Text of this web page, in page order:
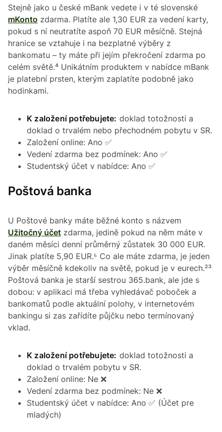
Stejně jako u české mBank vedete i v té slovenské
mKonto zdarma. Platíte ale 1,30 EUR za vedení karty,
pokud s ní neutratíte aspoň 70 EUR měsíčně. Stejná
hranice se vztahuje i na bezplatné výběry z
bankomatu – ty máte při jejím překročení zdarma po
celém světě.⁴ Unikátním produktem v nabídce mBank
je platební prsten, kterým zaplatíte podobně jako
hodinkami.
K založení potřebujete: doklad totožnosti a
doklad o trvalém nebo přechodném pobytu v SR.
Založení online: Ano ✅
Vedení zdarma bez podmínek: Ano ✅
Studentský účet v nabídce: Ano ✅
Poštová banka
U Poštové banky máte běžné konto s názvem
Užitočný účet zdarma, jedině pokud na něm máte v
daném měsíci denní průměrný zůstatek 30 000 EUR.
Jinak platíte 5,90 EUR.⁵ Co ale máte zdarma, je jeden
výběr měsíčně kdekoliv na světě, pokud je v eurech.²³
Poštová banka je starší sestrou 365.bank, ale jde s
dobou: v aplikaci má třeba vyhledávač poboček a
bankomatů podle aktuální polohy, v internetovém
bankingu si zas zařídíte půjčku nebo termínovaný
vklad.
K založení potřebujete: doklad totožnosti a
doklad o trvalém pobytu v SR.
Založení online: Ne ❌
Vedení zdarma bez podmínek: Ne ❌
Studentský účet v nabídce: Ano ✅ (Účet pre
mladých)